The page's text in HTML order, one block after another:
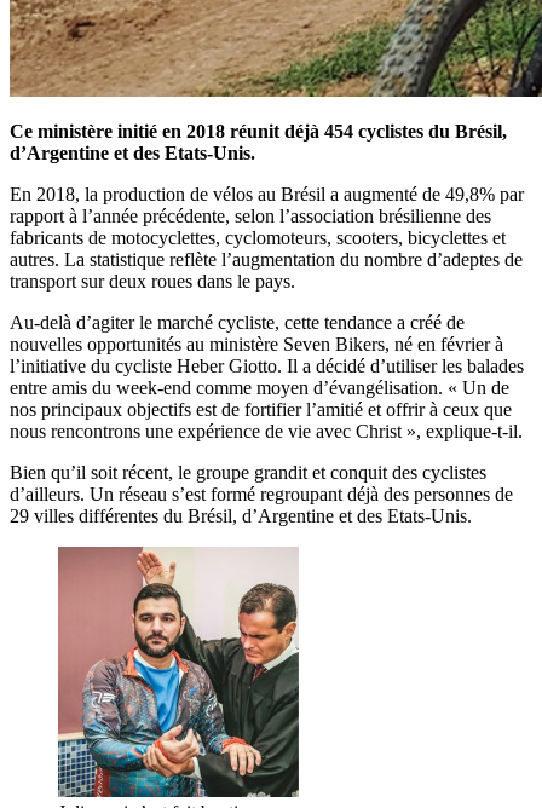
Ce ministère initié en 2018 réunit déjà 454 cyclistes du Brésil,
d’Argentine et des Etats-Unis.
En 2018, la production de vélos au Brésil a augmenté de 49,8% par
rapport à l’année précédente, selon l’association brésilienne des
fabricants de motocyclettes, cyclomoteurs, scooters, bicyclettes et
autres. La statistique reflète l’augmentation du nombre d’adeptes de
transport sur deux roues dans le pays.
Au-delà d’agiter le marché cycliste, cette tendance a créé de
nouvelles opportunités au ministère Seven Bikers, né en février à
l’initiative du cycliste Heber Giotto. Il a décidé d’utiliser les balades
entre amis du week-end comme moyen d’évangélisation. « Un de
nos principaux objectifs est de fortifier l’amitié et offrir à ceux que
nous rencontrons une expérience de vie avec Christ », explique-t-il.
Bien qu’il soit récent, le groupe grandit et conquit des cyclistes
d’ailleurs. Un réseau s’est formé regroupant déjà des personnes de
29 villes différentes du Brésil, d’Argentine et des Etats-Unis.